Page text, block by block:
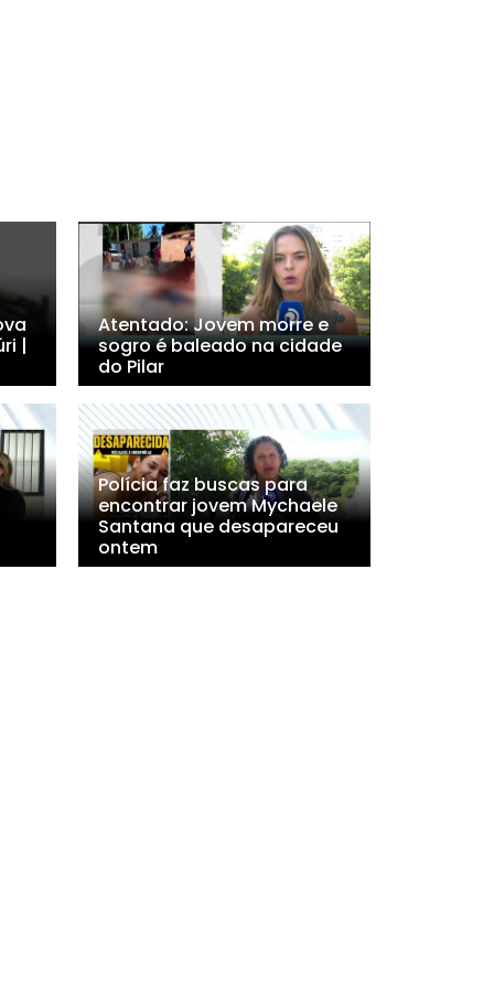
|
Atentado: Jovem morre e
sogro é baleado na cidade
do Pilar
Polícia faz buscas para
encontrar jovem Mychaele
Santana que desapareceu
ontem